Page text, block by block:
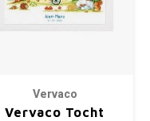
Vervaco
Vervaco Tocht